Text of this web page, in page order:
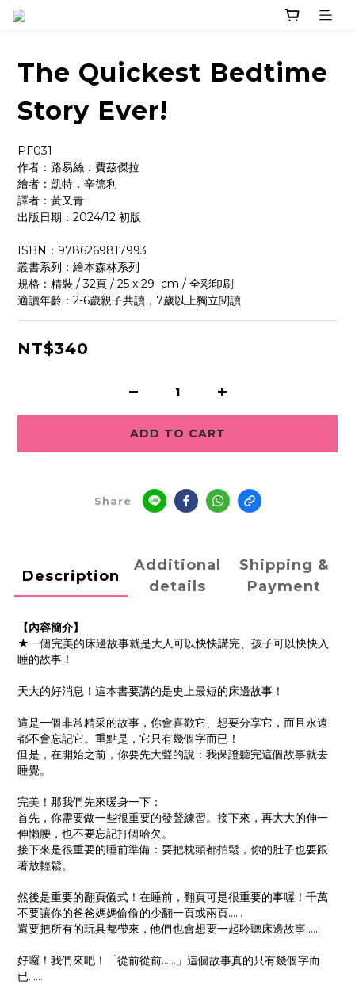
The Quickest Bedtime
Story Ever!
PF031
作者：路易絲．費茲傑拉
繪者：凱特．辛德利
譯者：黃又青
出版日期：2024/12 初版
ISBN：9786269817993
叢書系列：繪本森林系列
規格：精裝 / 32頁 / 25 x 29  cm / 全彩印刷
適讀年齡：2-6歲親子共讀，7歲以上獨立閱讀
NT$340
ADD TO CART
Share
Description
Additional
details
Shipping &
Payment
【內容簡介】
★一個完美的床邊故事就是大人可以快快講完、孩子可以快快入
睡的故事！
天大的好消息！這本書要講的是史上最短的床邊故事！
這是一個非常精采的故事，你會喜歡它、想要分享它，而且永遠
都不會忘記它。重點是，它只有幾個字而已！
但是，在開始之前，你要先大聲的說：我保證聽完這個故事就去
睡覺。
完美！那我們先來暖身一下：
首先，你需要做一些很重要的發聲練習。接下來，再大大的伸一
伸懶腰，也不要忘記打個哈欠。
接下來是很重要的睡前準備：要把枕頭都拍鬆，你的肚子也要跟
著放輕鬆。
然後是重要的翻頁儀式！在睡前，翻頁可是很重要的事喔！千萬
不要讓你的爸爸媽媽偷偷的少翻一頁或兩頁……
還要把所有的玩具都帶來，他們也會想要一起聆聽床邊故事……
好囉！我們來吧！「從前從前……」這個故事真的只有幾個字而
已……